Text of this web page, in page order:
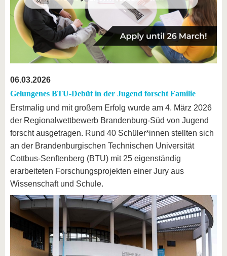
06.03.2026
Gelungenes BTU-Debüt in der Jugend forscht Familie
Erstmalig und mit großem Erfolg wurde am 4. März 2026
der Regionalwettbewerb Brandenburg-Süd von Jugend
forscht ausgetragen. Rund 40 Schüler*innen stellten sich
an der Brandenburgischen Technischen Universität
Cottbus-Senftenberg (BTU) mit 25 eigenständig
erarbeiteten Forschungsprojekten einer Jury aus
Wissenschaft und Schule.